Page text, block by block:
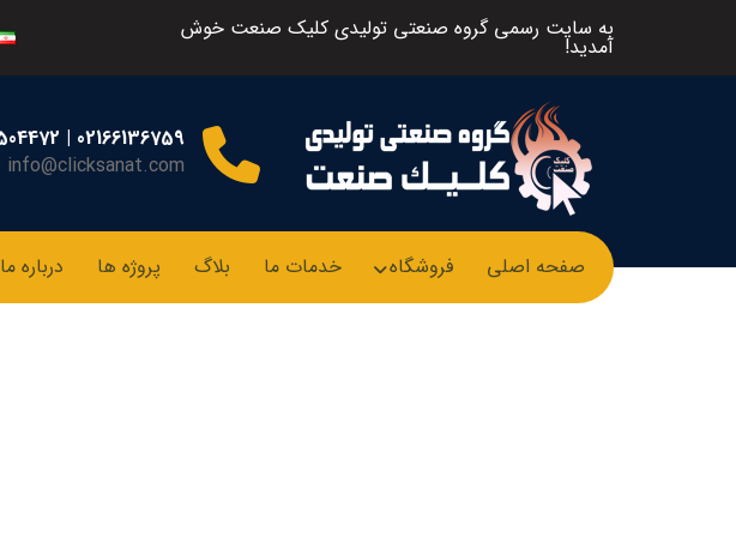
به سایت رسمی گروه صنعتی تولیدی کلیک صنعت خوش
آمدید!
02166136759 | 09128504472
info@clicksanat.com
صفحه اصلی فروشگاه خدمات ما بلاگ پروژه ها درباره ما